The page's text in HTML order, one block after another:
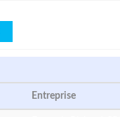
Entreprise